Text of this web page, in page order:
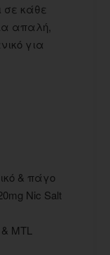
σε κάθε
απαλή,
για
& πάγο
Nic Salt
MTL